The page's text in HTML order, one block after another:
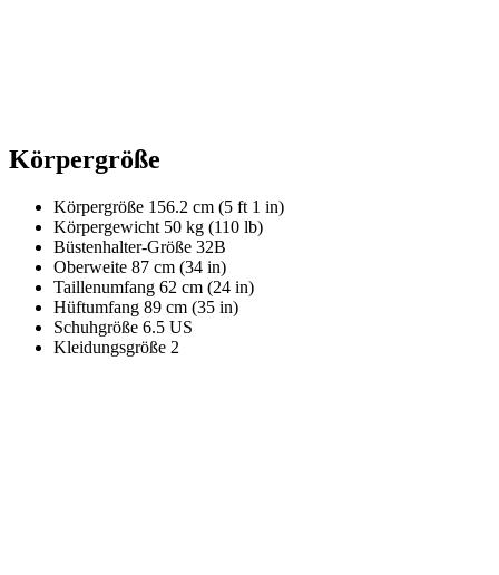
Körpergröße
Körpergröße 156.2 cm (5 ft 1 in)
Körpergewicht 50 kg (110 lb)
Büstenhalter-Größe 32B
Oberweite 87 cm (34 in)
Taillenumfang 62 cm (24 in)
Hüftumfang 89 cm (35 in)
Schuhgröße 6.5 US
Kleidungsgröße 2